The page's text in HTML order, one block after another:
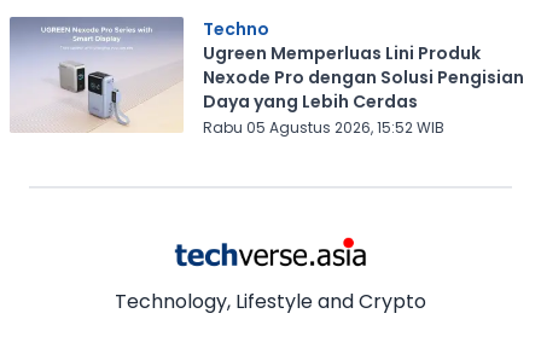
Techno
Ugreen Memperluas Lini Produk
Nexode Pro dengan Solusi Pengisian
Daya yang Lebih Cerdas
Rabu 05 Agustus 2026, 15:52 WIB
Technology, Lifestyle and Crypto